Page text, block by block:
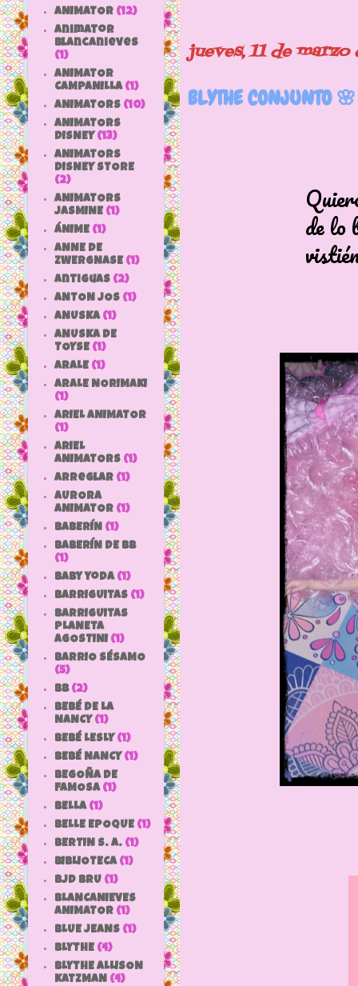
jueves, 11 de marzo
BLYTHE CONJUNTO 🌸
Quiero dejar
de lo bonita
vistiéndola
ANIMATOR (12)
animator
blancanieves
(1)
ANIMATOR
CAMPANILLA (1)
ANIMATORS (10)
ANIMATORS
DISNEY (13)
ANIMATORS
DISNEY STORE
(2)
ANIMATORS
JASMINE (1)
ÁNIME (1)
ANNE DE
ZWERGNASE (1)
antiguas (2)
ANTON JOS (1)
ANUSKA (1)
ANUSKA DE
TOYSE (1)
ARALE (1)
ARALE NORIMAKI
(1)
ARIEL ANIMATOR
(1)
ARIEL
ANIMATORS (1)
arreglar (1)
AURORA
ANIMATOR (1)
BABERÍN (1)
BABERÍN DE BB
(1)
baby yoda (1)
BARRIGUITAS (1)
BARRIGUITAS
PLANETA
AGOSTINI (1)
BARRIO SÉSAMO
(5)
bb (2)
BEBÉ DE LA
NANCY (1)
BEBÉ LESLY (1)
BEBÉ NANCY (1)
BEGOÑA DE
FAMOSA (1)
BELLA (1)
BELLE EPOQUE (1)
BERTIN S. A. (1)
BIBLIOTECA (1)
BJD BRU (1)
BLANCANIEVES
ANIMATOR (1)
BLUE JEANS (1)
BLYTHE (4)
BLYTHE ALLISON
KATZMAN (4)